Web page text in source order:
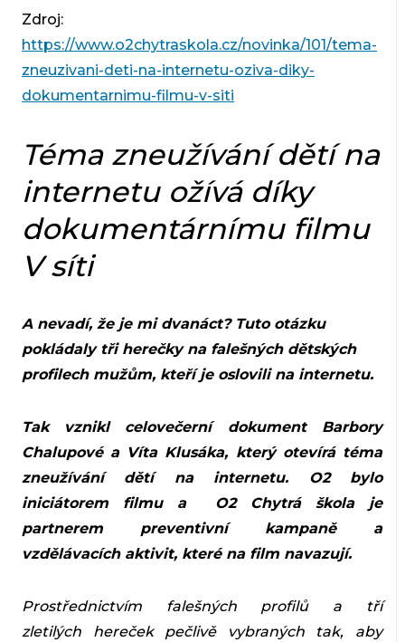
Zdroj:
https://www.o2chytraskola.cz/novinka/101/tema-
zneuzivani-deti-na-internetu-oziva-diky-
dokumentarnimu-filmu-v-siti
Téma zneužívání dětí na
internetu ožívá díky
dokumentárnímu filmu
V síti
A nevadí, že je mi dvanáct? Tuto otázku
pokládaly tři herečky na falešných dětských
profilech mužům, kteří je oslovili na internetu.
Tak vznikl celovečerní dokument Barbory
Chalupové a Víta Klusáka, který otevírá téma
zneužívání dětí na internetu. O2 bylo
iniciátorem filmu a O2 Chytrá škola je
partnerem preventivní kampaně a
vzdělávacích aktivit, které na film navazují.
Prostřednictvím falešných profilů a tří
zletilých hereček pečlivě vybraných tak, aby